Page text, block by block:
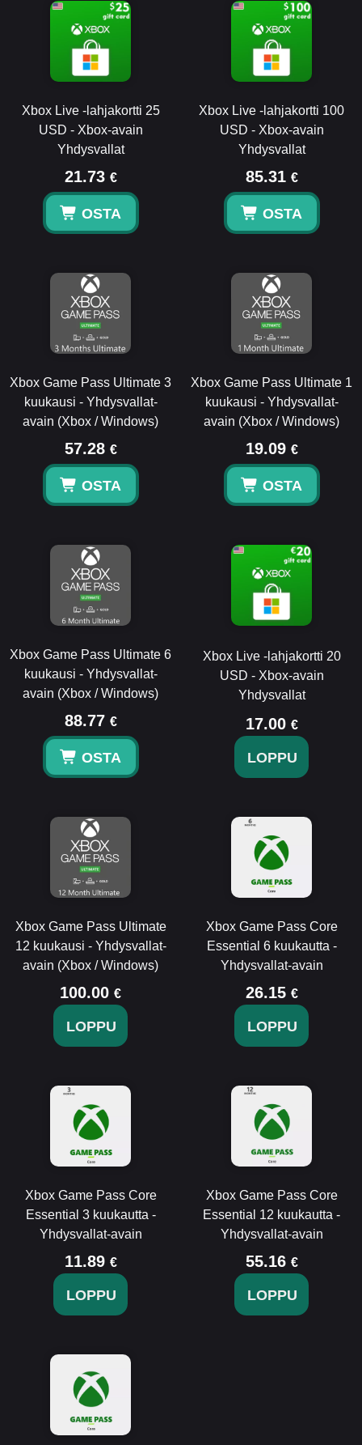
Xbox Live -lahjakortti 25
USD - Xbox-avain
Yhdysvallat
21.73 €
OSTA
Xbox Live -lahjakortti 100
USD - Xbox-avain
Yhdysvallat
85.31 €
OSTA
Xbox Game Pass Ultimate 3
kuukausi - Yhdysvallat-
avain (Xbox / Windows)
57.28 €
OSTA
Xbox Game Pass Ultimate 1
kuukausi - Yhdysvallat-
avain (Xbox / Windows)
19.09 €
OSTA
Xbox Game Pass Ultimate 6
kuukausi - Yhdysvallat-
avain (Xbox / Windows)
88.77 €
OSTA
Xbox Live -lahjakortti 20
USD - Xbox-avain
Yhdysvallat
17.00 €
LOPPU
Xbox Game Pass Ultimate
12 kuukausi - Yhdysvallat-
avain (Xbox / Windows)
100.00 €
LOPPU
Xbox Game Pass Core
Essential 6 kuukautta -
Yhdysvallat-avain
26.15 €
LOPPU
Xbox Game Pass Core
Essential 3 kuukautta -
Yhdysvallat-avain
11.89 €
LOPPU
Xbox Game Pass Core
Essential 12 kuukautta -
Yhdysvallat-avain
55.16 €
LOPPU